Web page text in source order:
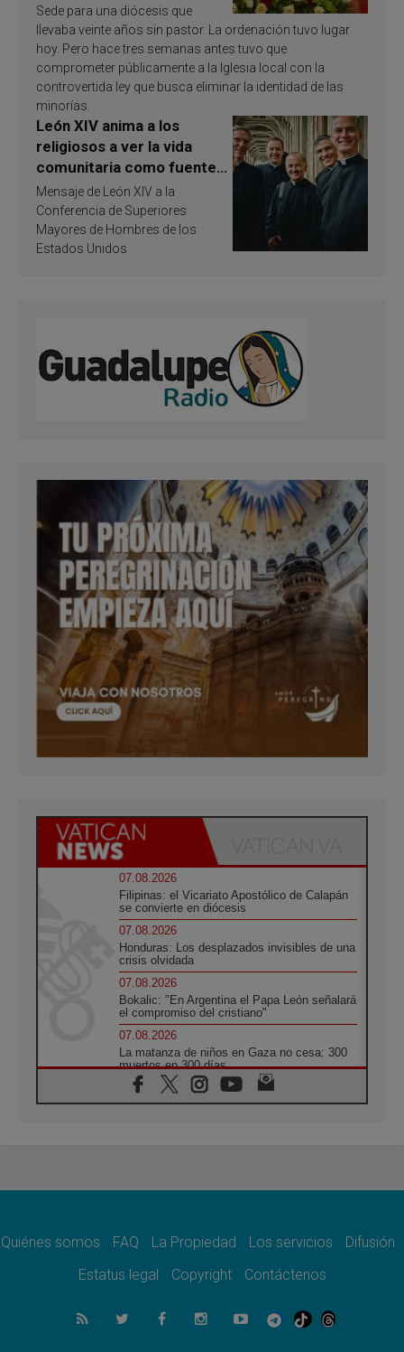
Sede para una diócesis que
llevaba veinte años sin pastor. La ordenación tuvo lugar
hoy. Pero hace tres semanas antes tuvo que
comprometer públicamente a la Iglesia local con la
controvertida ley que busca eliminar la identidad de las
minorías.
León XIV anima a los
religiosos a ver la vida
comunitaria como fuente
de inspiración y
santificación
Mensaje de León XIV a la
Conferencia de Superiores
Mayores de Hombres de los
Estados Unidos
07.08.2026
Filipinas: el Vicariato Apostólico de Calapán
se convierte en diócesis
07.08.2026
Honduras: Los desplazados invisibles de una
crisis olvidada
07.08.2026
Bokalic: "En Argentina el Papa León señalará
el compromiso del cristiano"
07.08.2026
La matanza de niños en Gaza no cesa: 300
muertos en 300 días
07.08.2026
Tagle: La guerra desfigura el mundo, solo la
como misión al servicio del Evangelio
SIGNIS 2026, dar voz a las religiosas en el
07.08.2026
Lanzan un proyecto de empoderamiento
Quiénes somos FAQ La Propiedad Los servicios
Difusión
Estatus legal
Copyright Contáctenos